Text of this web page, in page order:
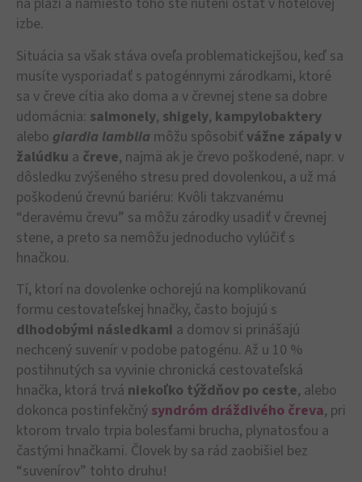
izbe.
Situácia sa však stáva oveľa problematickejšou, keď sa
musíte vysporiadať s patogénnymi zárodkami, ktoré
sa v čreve cítia ako doma a v črevnej stene sa dobre
udomácnia: salmonely, shigely, kampylobaktery
alebo giardia lamblia môžu spôsobiť vážne zápaly v
žalúdku a čreve, najmä ak je črevo poškodené, napr. v
dôsledku zvýšeného stresu pred dovolenkou, a už má
poškodenú črevnú bariéru: Kvôli takzvanému
“deravému črevu” sa môžu zárodky usadiť v črevnej
stene, a preto sa nemôžu jednoducho vylúčiť s
hnačkou.
Tí, ktorí na dovolenke ochorejú na komplikovanú
formu cestovateľskej hnačky, často bojujú s
dlhodobými následkami a domov si prinášajú
nechcený suvenír v podobe patogénu. Až u 10 %
postihnutých sa vyvinie chronická cestovateľská
hnačka, ktorá trvá niekoľko týždňov po ceste, alebo
dokonca postinfekčný syndróm dráždivého čreva, pri
ktorom trvalo trpia bolesťami brucha, plynatosťou a
častými hnačkami. Človek by sa rád zaobišiel bez
“suvenírov” tohto druhu!